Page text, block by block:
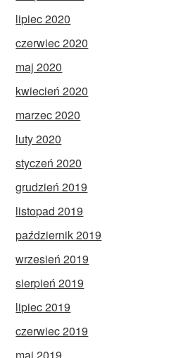
lipiec 2020
czerwiec 2020
maj 2020
kwiecień 2020
marzec 2020
luty 2020
styczeń 2020
grudzień 2019
listopad 2019
październik 2019
wrzesień 2019
sierpień 2019
lipiec 2019
czerwiec 2019
maj 2019